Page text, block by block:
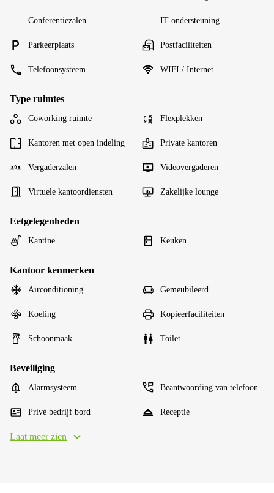
Conferentiezalen IT ondersteuning
Parkeerplaats Postfaciliteiten
Telefoonsysteem WIFI / Internet
Type ruimtes
Coworking ruimte Flexplekken
Kantoren met open indeling Private kantoren
Vergaderzalen Videovergaderen
Virtuele kantoordiensten Zakelijke lounge
Eetgelegenheden
Kantine Keuken
Kantoor kenmerken
Airconditioning Gemeubileerd
Koeling Kopieerfaciliteiten
Schoonmaak Toilet
Beveiliging
Alarmsysteem Beantwoording van telefoon
Privé bedrijf bord Receptie
Laat meer zien